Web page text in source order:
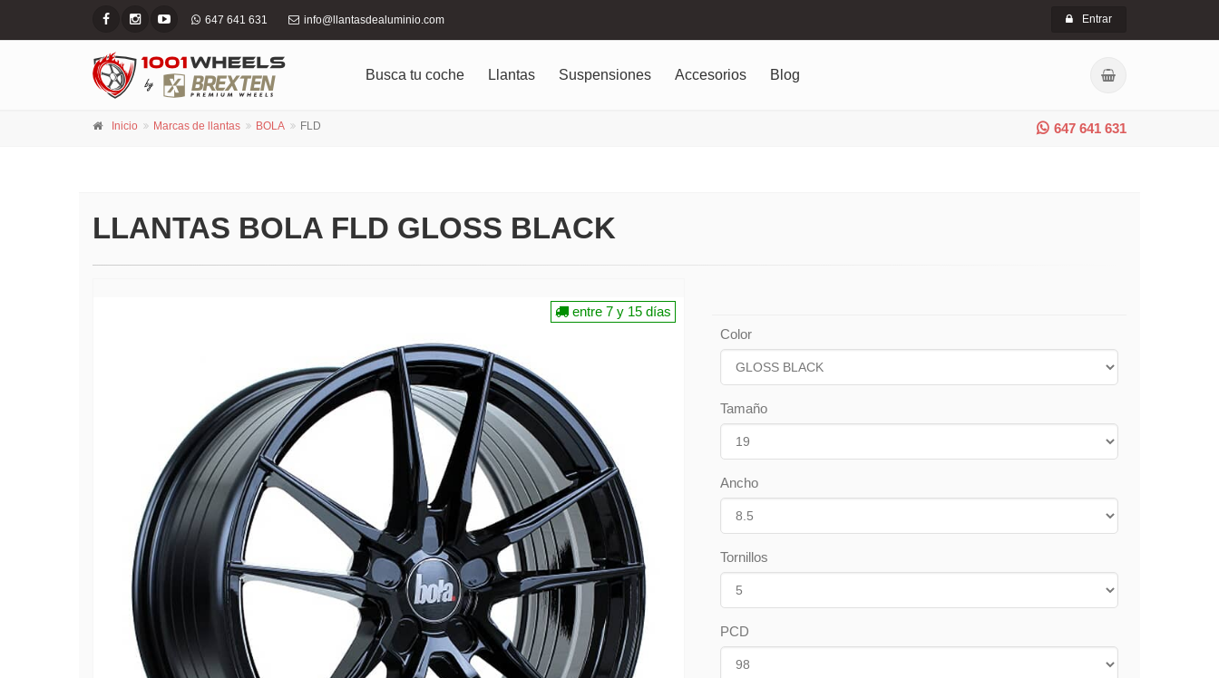
647 641 631 info@llantasdealuminio.com Entrar
Busca tu coche Llantas Suspensiones Accesorios Blog
647 641 631
Inicio Marcas de llantas BOLA FLD
LLANTAS BOLA FLD GLOSS BLACK
entre 7 y 15 días
Color
Tamaño
Ancho
Tornillos
PCD